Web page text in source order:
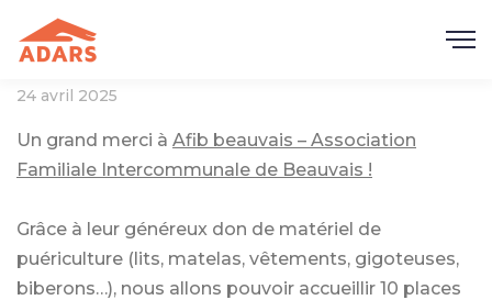
24 avril 2025
Un grand merci à Afib beauvais – Association
Familiale Intercommunale de Beauvais !
Grâce à leur généreux don de matériel de
puériculture (lits, matelas, vêtements, gigoteuses,
biberons…), nous allons pouvoir accueillir 10 places